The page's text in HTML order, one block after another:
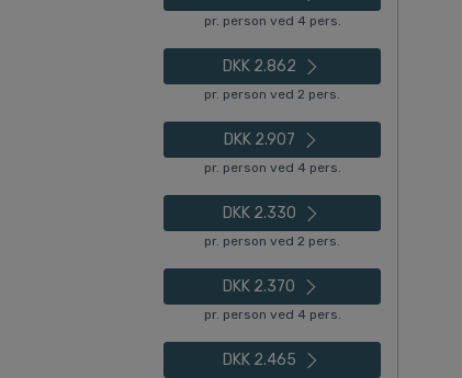
pr. person ved 4 pers.
DKK 2.862
pr. person ved 2 pers.
DKK 2.907
pr. person ved 4 pers.
DKK 2.330
pr. person ved 2 pers.
DKK 2.370
pr. person ved 4 pers.
DKK 2.465